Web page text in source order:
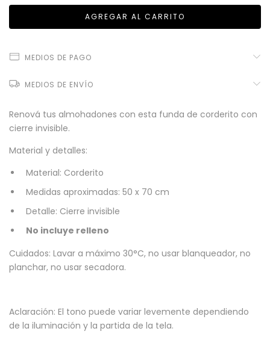
MEDIOS DE PAGO
MEDIOS DE ENVÍO
Renová tus almohadones con esta funda de corderito con
cierre invisible.
Material y detalles:
Material: Corderito
Medidas aproximadas: 50 x 70 cm
Detalle: Cierre invisible
No incluye relleno
Cuidados: Lavar a máximo 30°C, no usar blanqueador, no
planchar, no usar secadora.
Aclaración: El tono puede variar levemente dependiendo
de la iluminación y la partida de la tela.